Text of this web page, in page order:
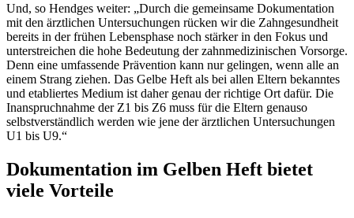
Und, so Hendges weiter: „Durch die gemeinsame Dokumentation
mit den ärztlichen Untersuchungen rücken wir die Zahngesundheit
bereits in der frühen Lebensphase noch stärker in den Fokus und
unterstreichen die hohe Bedeutung der zahnmedizinischen Vorsorge.
Denn eine umfassende Prävention kann nur gelingen, wenn alle an
einem Strang ziehen. Das Gelbe Heft als bei allen Eltern bekanntes
und etabliertes Medium ist daher genau der richtige Ort dafür. Die
Inanspruchnahme der Z1 bis Z6 muss für die Eltern genauso
selbstverständlich werden wie jene der ärztlichen Untersuchungen
U1 bis U9.“
Dokumentation im Gelben Heft bietet
viele Vorteile